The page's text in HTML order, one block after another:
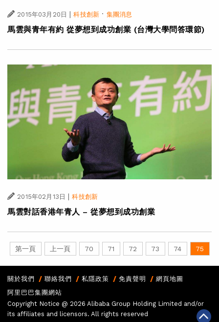
2015年03月20日 | 科技創新 · 集團消息
馬雲與青年有約 從夢想到成功創業 (台灣大學問答環節)
2015年02月13日 科技創新
馬雲對話香港年青人 – 從夢想到成功創業
第一頁 上一頁 70 71 72 73 74 75
關於我們 聯絡我們 私隱政策 免責聲明
網頁地圖
阿里巴巴集團網站
Copyright Notice @ 2026 Alibaba Group Holding Limited and/or
its affiliates and licensors. All rights reserved